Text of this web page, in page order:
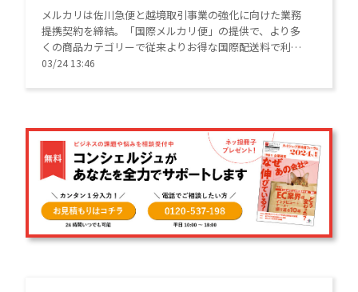
メルカリは佐川急便と越境取引事業の強化に向けた業務
提携契約を締結。「国際メルカリ便」の提供で、より多
くの商品カテゴリーで従来よりお得な国際配送料で利用
できるようになるという。
03/24 13:46